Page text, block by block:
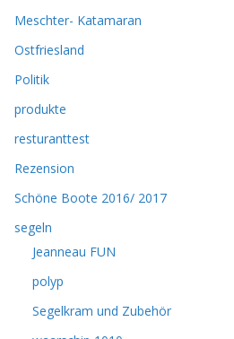
Meschter- Katamaran
Ostfriesland
Politik
produkte
resturanttest
Rezension
Schöne Boote 2016/ 2017
segeln
Jeanneau FUN
polyp
Segelkram und Zubehör